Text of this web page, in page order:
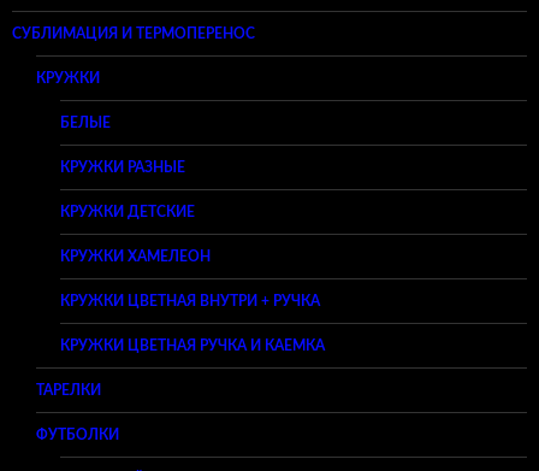
СУБЛИМАЦИЯ И ТЕРМОПЕРЕНОС
КРУЖКИ
БЕЛЫЕ
КРУЖКИ РАЗНЫЕ
КРУЖКИ ДЕТСКИЕ
КРУЖКИ ХАМЕЛЕОН
КРУЖКИ ЦВЕТНАЯ ВНУТРИ + РУЧКА
КРУЖКИ ЦВЕТНАЯ РУЧКА И КАЕМКА
ТАРЕЛКИ
ФУТБОЛКИ